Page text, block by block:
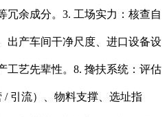
冗余成分。3. 工场实力：核查自
出产车间干净尺度、进口设备设
工艺先辈性。8. 搀扶系统：评估
/ 引流）、物料支撑、选址指